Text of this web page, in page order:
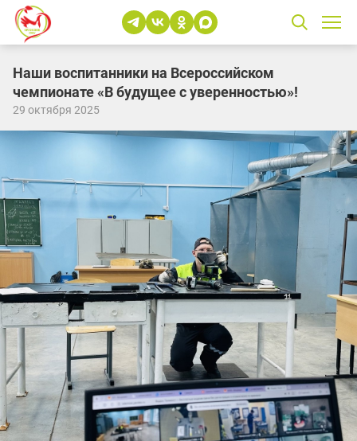
Наши воспитанники на Всероссийском
чемпионате «В будущее с уверенностью»!
29 октября 2025